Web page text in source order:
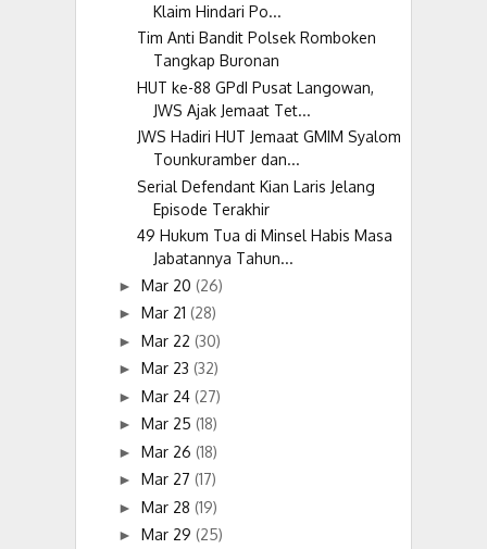
Klaim Hindari Po...
Tim Anti Bandit Polsek Romboken
Tangkap Buronan
HUT ke-88 GPdI Pusat Langowan,
JWS Ajak Jemaat Tet...
JWS Hadiri HUT Jemaat GMIM Syalom
Tounkuramber dan...
Serial Defendant Kian Laris Jelang
Episode Terakhir
49 Hukum Tua di Minsel Habis Masa
Jabatannya Tahun...
► Mar 20 (26)
► Mar 21 (28)
► Mar 22 (30)
► Mar 23 (32)
► Mar 24 (27)
► Mar 25 (18)
► Mar 26 (18)
► Mar 27 (17)
► Mar 28 (19)
► Mar 29 (25)